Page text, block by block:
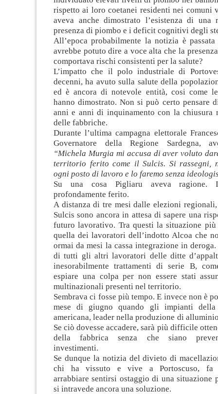
rispetto ai loro coetanei residenti nei comuni
aveva anche dimostrato l’esistenza di una
presenza di piombo e i deficit cognitivi degli
All’epoca probabilmente la notizia è
avrebbe potuto dire a voce alta che la
comportava rischi consistenti per la salute?
L’impatto che il polo industriale di
decenni, ha avuto sulla salute della
ed è ancora di notevole entità, cosi come
hanno dimostrato. Non si può certo pensare
anni e anni di inquinamento con la chiusura
delle fabbriche.
Durante l’ultima campagna elettorale
Governatore della Regione Sardegna,
“Michela Murgia mi accusa di aver voluto
territorio ferito come il Sulcis. Si rassegni,
ogni posto di lavoro e lo faremo senza
Su una cosa Pigliaru aveva
profondamente ferito.
A distanza di tre mesi dalle elezioni
Sulcis sono ancora in attesa di sapere una
futuro lavorativo. Tra questi la situazione più
quella dei lavoratori dell’indotto Alcoa che
ormai da mesi la cassa integrazione in
di tutti gli altri lavoratori delle ditte
inesorabilmente trattamenti di serie B,
espiare una colpa per non essere stati
multinazionali presenti nel territorio.
Sembrava ci fosse più tempo. E invece non è
mese di giugno quando gli impianti della
americana, leader nella produzione di
Se ciò dovesse accadere, sarà più difficile
della fabbrica senza che siano
investimenti.
Se dunque la notizia del divieto di
chi ha vissuto e vive a Portoscuso, fa
arrabbiare sentirsi ostaggio di una situazione
si intravede ancora una soluzione.